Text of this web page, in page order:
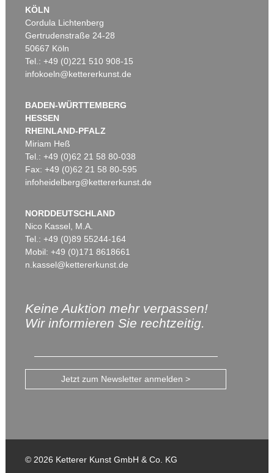
KÖLN
Cordula Lichtenberg
Gertrudenstraße 24-28
50667 Köln
Tel.: +49 (0)221 510 908-15
infokoeln@kettererkunst.de
BADEN-WÜRTTEMBERG
HESSEN
RHEINLAND-PFALZ
Miriam Heß
Tel.: +49 (0)62 21 58 80-038
Fax: +49 (0)62 21 58 80-595
infoheidelberg@kettererkunst.de
NORDDEUTSCHLAND
Nico Kassel, M.A.
Tel.: +49 (0)89 55244-164
Mobil: +49 (0)171 8618661
n.kassel@kettererkunst.de
Keine Auktion mehr verpassen!
Wir informieren Sie rechtzeitig.
Jetzt zum Newsletter anmelden >
© 2026 Ketterer Kunst GmbH & Co. KG